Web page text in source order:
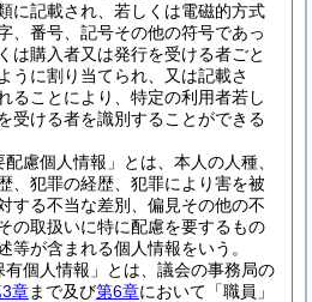
に記載され、若しくは電磁的方式
、番号、記号その他の符号であっ
は購入者又は発行を受ける者ごと
うに割り当てられ、又は記載さ
ることにより、特定の利用者若し
受ける者を識別することができる
慮個人情報」とは、本人の人種、
、犯罪の経歴、犯罪により害を被
する不当な差別、偏見その他の不
の取扱いに特に配慮を要するもの
等が含まれる個人情報をいう。
有個人情報」とは、議会の事務局の
章まで及び第6章において「職員」